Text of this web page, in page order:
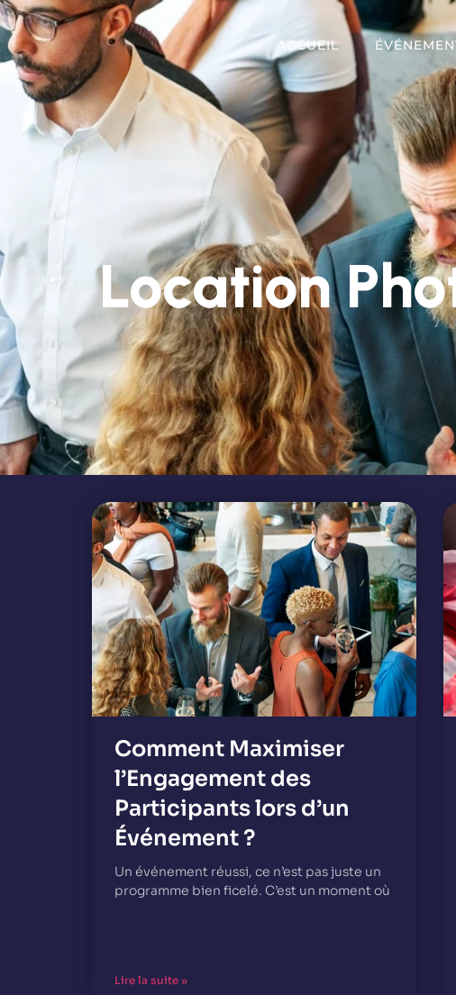
ACCUEIL
Location
Comment Maximiser
l’Engagement des
Participants lors d’un
Événement ?
Un événement réussi, ce n’est pas juste un
programme bien ficelé. C’est un moment où
Lire la suite »